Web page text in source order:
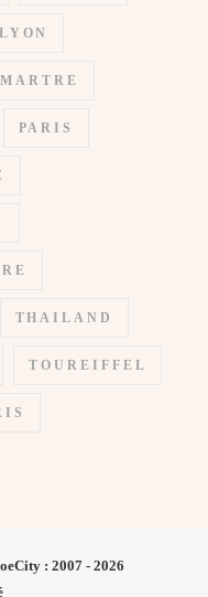
LYON
PARIS
THAILAND
TOUREIFFEL
: 2007 - 2026